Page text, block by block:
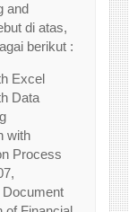
and
di atas,
berikut :
Excel
Data
with
Process
Document